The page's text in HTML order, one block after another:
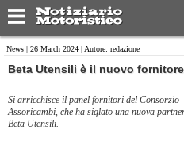
News | 26 March 2024 | Autore: redazione
​Beta Utensili è il nuovo
Si arricchisce il panel fornitori del Consorzio
Assoricambi, che ha siglato una nuova
Beta Utensili.